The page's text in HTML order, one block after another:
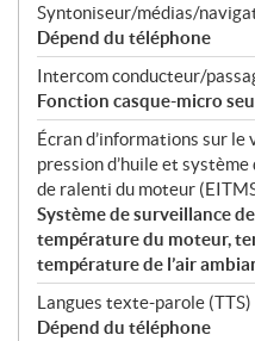
Syntoniseur/médias/
Dépend du téléphone
Intercom conducteur/
Fonction casque-micro
Écran d’informations sur le
pression d’huile et
de ralenti du moteur
Système de surveillance
température du moteur,
température de l’air
Langues texte-parole (TTS)
Dépend du téléphone